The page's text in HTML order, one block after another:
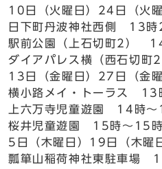
10日（火曜日）24日（火曜
日下町丹波神社西側 13
駅前公園（上石切町2）
ダイアパレス横（西石切
13日（金曜日）27日（金曜
横小路メイ・トーラス
上六万寺児童遊園 14時
桜井児童遊園 15時～15
5日（木曜日）19日（木曜
瓢箪山稲荷神社東駐車場